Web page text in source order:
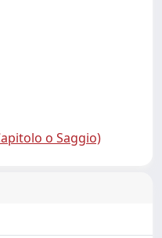
o Saggio)